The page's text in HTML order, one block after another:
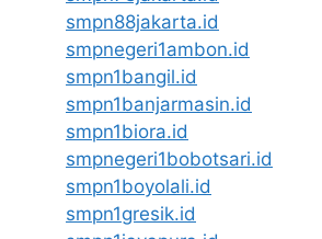
smpn88jakarta.id
smpnegeri1ambon.id
smpn1bangil.id
smpn1banjarmasin.id
smpn1biora.id
smpnegeri1bobotsari.id
smpn1boyolali.id
smpn1gresik.id